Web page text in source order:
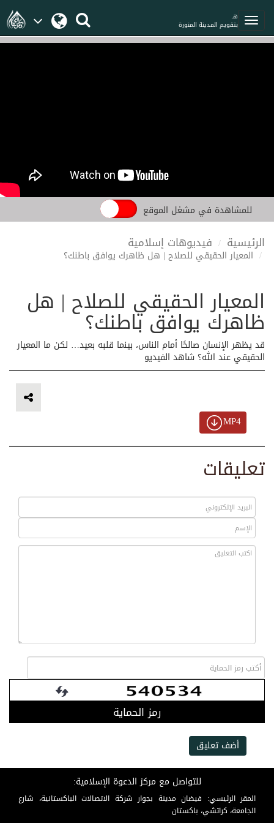
هـ
بتقويم المدينة المنورة
للمشاهدة في مشغل الموقع
الرئيسية فيديوهات إسلامية
المعيار الحقيقي للصلاح | هل ظاهرك يوافق باطنك؟
المعيار الحقيقي للصلاح | هل
ظاهرك يوافق باطنك؟
قد يظهر الإنسان صالحًا أمام الناس، بينما قلبه بعيد… لكن ما المعيار
الحقيقي عند الله؟ شاهد الفيديو
MP4
تعليقات
رمز الحماية
أضف تعليق
للتواصل مع مركز الدعوة الإسلامية:
المقر الرئيسي: فيضان مدينة بجوار شركة الاتصالات الباكستانية، شارع
الجامعة، كراتشي، باكستان